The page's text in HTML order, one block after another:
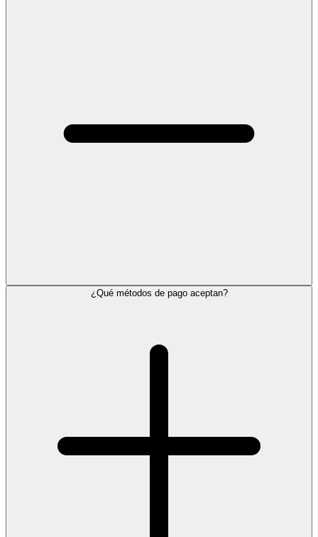
¿Qué métodos de pago aceptan?